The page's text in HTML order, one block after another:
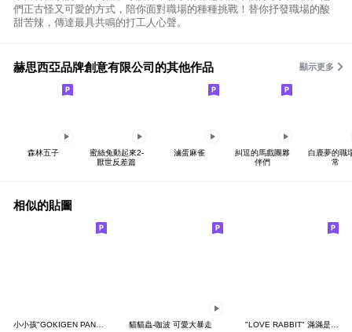
們正古怪又可愛的方式，陪你面對職場的種種挑戰！替你抒發職場的酸
甜苦辣，傳達最具共鳴的打工人心聲。
赫思西亞品牌創意有限公司的其他作品 顯示更多
森林五子
蜜絲兔動起來2-
厭世反差篇
滷蛋麻雀
糾逗的馬戲團夥
伴們
白鹿夢的職
常
相似的貼圖
小小孩"GOKIGEN PANDA" 台灣版 貓貓蟲-咖波 可愛大暴走 "LOVE RABBIT" 滿滿是愛 台灣版